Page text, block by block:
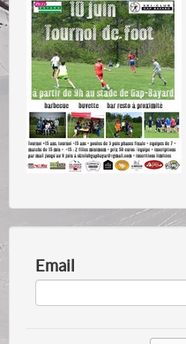
Email